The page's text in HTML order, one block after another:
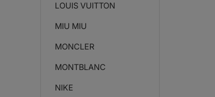
LOUIS VUITTON
MIU MIU
MONCLER
MONTBLANC
NIKE